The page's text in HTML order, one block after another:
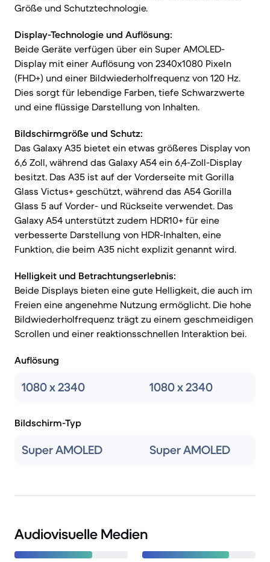
Größe und Schutztechnologie.
Display-Technologie und Auflösung:
Beide Geräte verfügen über ein Super AMOLED-
Display mit einer Auflösung von 2340x1080 Pixeln
(FHD+) und einer Bildwiederholfrequenz von 120 Hz.
Dies sorgt für lebendige Farben, tiefe Schwarzwerte
und eine flüssige Darstellung von Inhalten.
Bildschirmgröße und Schutz:
Das Galaxy A35 bietet ein etwas größeres Display von
6,6 Zoll, während das Galaxy A54 ein 6,4-Zoll-Display
besitzt. Das A35 ist auf der Vorderseite mit Gorilla
Glass Victus+ geschützt, während das A54 Gorilla
Glass 5 auf Vorder- und Rückseite verwendet. Das
Galaxy A54 unterstützt zudem HDR10+ für eine
verbesserte Darstellung von HDR-Inhalten, eine
Funktion, die beim A35 nicht explizit genannt wird.
Helligkeit und Betrachtungserlebnis:
Beide Displays bieten eine gute Helligkeit, die auch im
Freien eine angenehme Nutzung ermöglicht. Die hohe
Bildwiederholfrequenz trägt zu einem geschmeidigen
Scrollen und einer reaktionsschnellen Interaktion bei.
Auflösung
1080 x 2340 1080 x 2340
Bildschirm-Typ
Super AMOLED Super AMOLED
Audiovisuelle Medien